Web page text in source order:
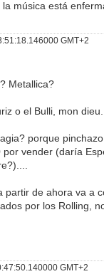
música está
GMT+2
Metallica?
o el Bulli, mon
porque
vender (daría
partir de ahora va a
por los Rolling,
GMT+2